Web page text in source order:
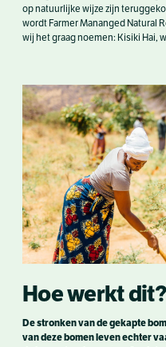
op natuurlijke wijze zijn
wordt Farmer Mananged Natural
wij het graag noemen: Kisiki Hai,
Hoe werkt dit?
De stronken van de gekapte
van deze bomen leven echter